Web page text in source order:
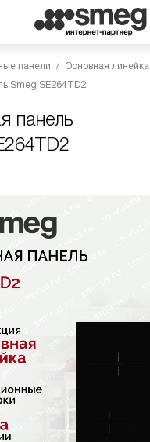
панели
Основная линейка
Smeg SE264TD2
панель